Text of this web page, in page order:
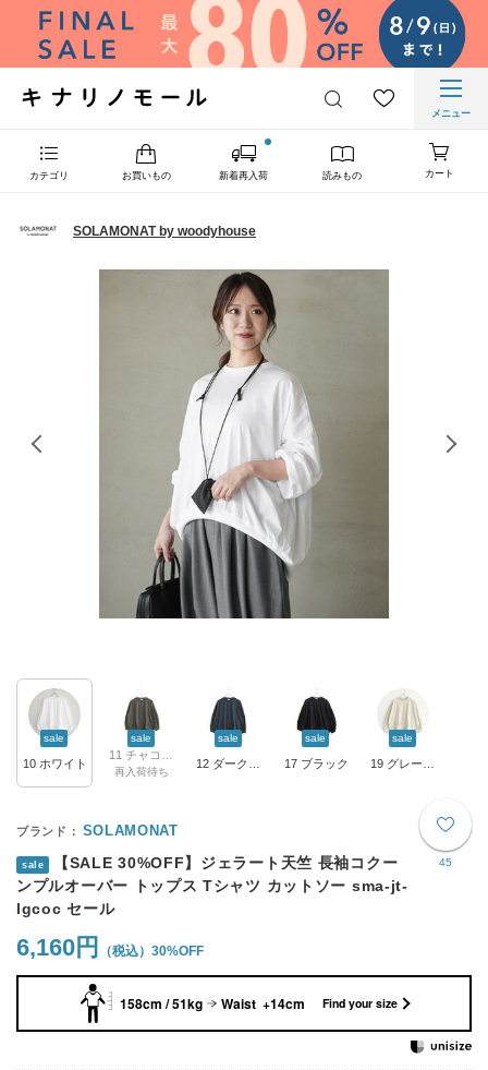
メニュー
カテゴリ お買いもの 新着再入荷 読みもの カート
SOLAMONAT by woodyhouse
sale
10 ホワイト
sale
再入荷待ち
sale sale
17 ブラック
sale
45
SOLAMONAT
sale
【SALE 30%OFF】ジェラート天竺 長袖コクー
ンプルオーバー トップス Tシャツ カットソー sma-jt-
lgcoc セール
6,160円 30%OFF
158cm / 51kg Waist +14cm Find your size